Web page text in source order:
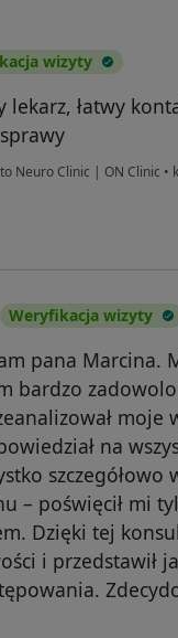
wizyty
lekarz, łatwy
Neuro Clinic | ON Clinic •
Weryfikacja wizyty
pana Marcina.
bardzo
moje
na
szczegółowo
– poświęcił mi
Dzięki tej
i przedstawił